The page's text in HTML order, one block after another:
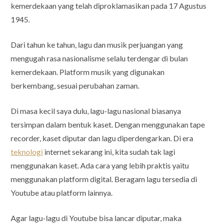
kemerdekaan yang telah diproklamasikan pada 17 Agustus
1945.
Dari tahun ke tahun, lagu dan musik perjuangan yang
mengugah rasa nasionalisme selalu terdengar di bulan
kemerdekaan. Platform musik yang digunakan
berkembang, sesuai perubahan zaman.
Di masa kecil saya dulu, lagu-lagu nasional biasanya
tersimpan dalam bentuk kaset. Dengan menggunakan tape
recorder, kaset diputar dan lagu diperdengarkan. Di era
teknologi internet sekarang ini, kita sudah tak lagi
menggunakan kaset. Ada cara yang lebih praktis yaitu
menggunakan platform digital. Beragam lagu tersedia di
Youtube atau platform lainnya.
Agar lagu-lagu di Youtube bisa lancar diputar, maka